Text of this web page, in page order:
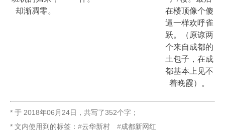
却渐凋零。
在楼顶像个傻
逼一样欢呼雀
跃。（原谅两
个来自成都的
土包子，在成
都基本上见不
着晚霞）。
* 于 2018年06月24日 ， 共写了352个字 ；
* 文内使用到的标签：
云华新村 成都新网红